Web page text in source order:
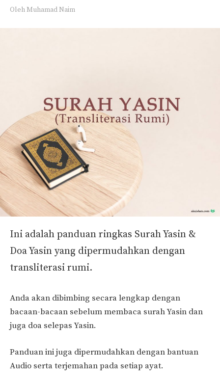
OlehMuhamad Naim
Ini adalah panduan ringkas Surah Yasin &
Doa Yasin yang dipermudahkan dengan
transliterasi rumi.
Anda akan dibimbing secara lengkap dengan
bacaan-bacaan sebelum membaca surah Yasin dan
juga doa selepas Yasin.
Panduan ini juga dipermudahkan dengan bantuan
Audio serta terjemahan pada setiap ayat.